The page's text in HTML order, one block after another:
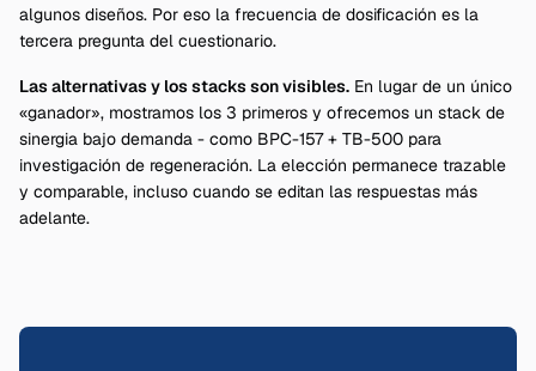
algunos diseños. Por eso la frecuencia de dosificación es la
tercera pregunta del cuestionario.
Las alternativas y los stacks son visibles. En lugar de un único
«ganador», mostramos los 3 primeros y ofrecemos un stack de
sinergia bajo demanda - como BPC-157 + TB-500 para
investigación de regeneración. La elección permanece trazable
y comparable, incluso cuando se editan las respuestas más
adelante.